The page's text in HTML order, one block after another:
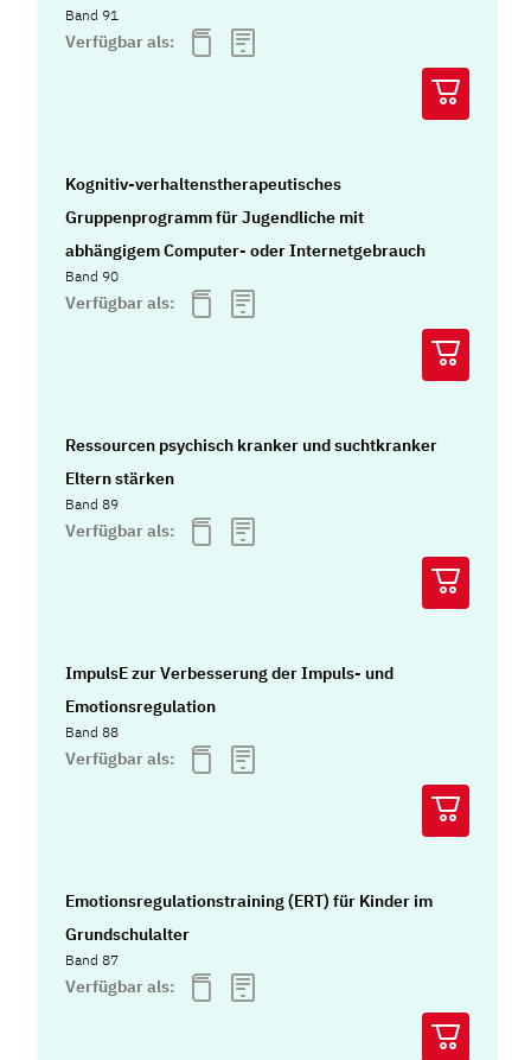
Band 91
Verfügbar als:
Kognitiv-verhaltenstherapeutisches
Gruppenprogramm für Jugendliche mit
abhängigem Computer- oder Internetgebrauch
Band 90
Verfügbar als:
Ressourcen psychisch kranker und suchtkranker
Eltern stärken
Band 89
Verfügbar als:
ImpulsE zur Verbesserung der Impuls- und
Emotionsregulation
Band 88
Verfügbar als:
Emotionsregulationstraining (ERT) für Kinder im
Grundschulalter
Band 87
Verfügbar als: